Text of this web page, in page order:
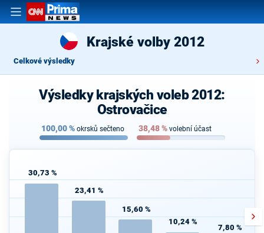
Krajské volby 2012
Celkové výsledky
Výsledky krajských voleb 2012:
Ostrovačice
100,00% okrsků sečteno 38,48% volební účast
30,73 %
23,41 %
15,60 %
10,24 %
7,80 %